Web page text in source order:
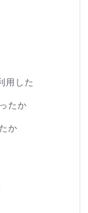
用した
たか
か